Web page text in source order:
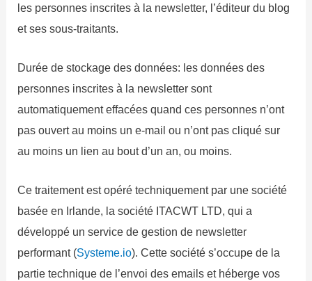
les personnes inscrites à la newsletter, l’éditeur du blog
et ses sous-traitants.
Durée de stockage des données: les données des
personnes inscrites à la newsletter sont
automatiquement effacées quand ces personnes n’ont
pas ouvert au moins un e-mail ou n’ont pas cliqué sur
au moins un lien au bout d’un an, ou moins.
Ce traitement est opéré techniquement par une société
basée en Irlande, la société ITACWT LTD, qui a
développé un service de gestion de newsletter
performant (Systeme.io). Cette société s’occupe de la
partie technique de l’envoi des emails et héberge vos